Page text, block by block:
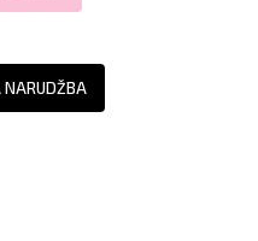
NARUDŽBA